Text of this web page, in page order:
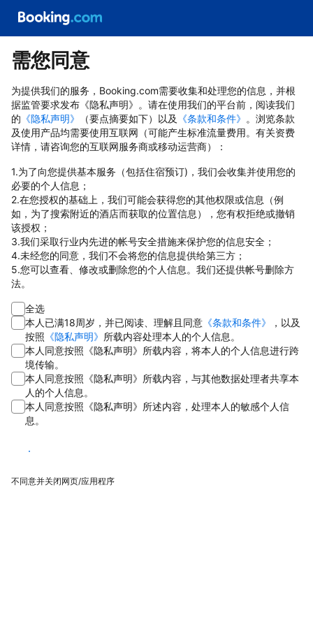
需您同意
为提供我们的服务，Booking.com需要收集和处理您的信息，并根
据监管要求发布《隐私声明》。请在使用我们的平台前，阅读我们
的 《隐私声明》 （要点摘要如下）以及 《条款和条件》 。浏览条款
及使用产品均需要使用互联网（可能产生标准流量费用。有关资费
详情，请咨询您的互联网服务商或移动运营商）：
1.为了向您提供基本服务（包括住宿预订)，我们会收集并使用您的
必要的个人信息；
2.在您授权的基础上，我们可能会获得您的其他权限或信息（例
如，为了搜索附近的酒店而获取的位置信息），您有权拒绝或撤销
该授权；
3.我们采取行业内先进的帐号安全措施来保护您的信息安全；
4.未经您的同意，我们不会将您的信息提供给第三方；
5.您可以查看、修改或删除您的个人信息。我们还提供帐号删除方
法。
全选
本人已满18周岁，并已阅读、理解且同意 《条款和条件》
，以及
按照 《隐私声明》 所载内容处理本人的个人信息。
本人同意按照《隐私声明》所载内容，将本人的个人信息进行跨
境传输。
本人同意按照《隐私声明》所载内容，与其他数据处理者共享本
人的个人信息。
本人同意按照《隐私声明》所述内容，处理本人的敏感个人信
息。
同意
不同意并关闭网页/应用程序